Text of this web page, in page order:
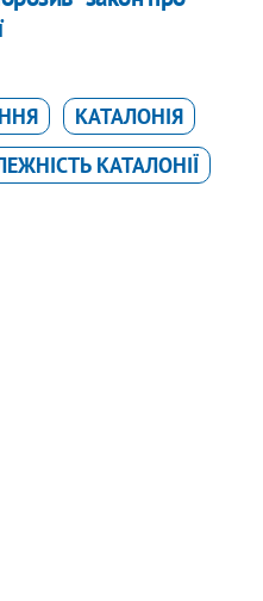
КАТАЛОНІЯ
КАТАЛОНІЇ